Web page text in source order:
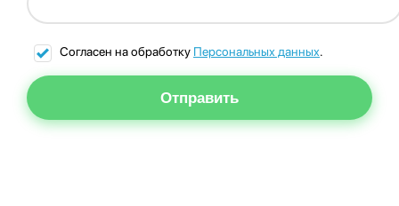
Согласен на обработку Персональных данных.
Отправить